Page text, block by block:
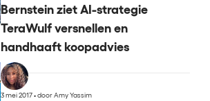
Bernstein ziet AI-strategie
TeraWulf versnellen en
handhaaft koopadvies
3 mei 2017•door Amy Yassim